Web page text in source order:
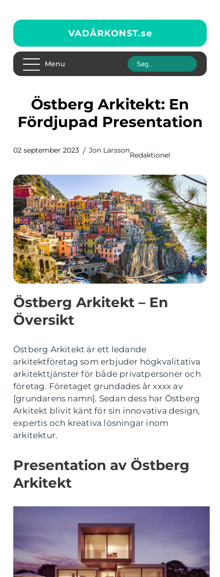
VADÄRKONST.se
Menu
Östberg Arkitekt: En
Fördjupad Presentation
02 september 2023 Jon Larsson
Redaktionel
Östberg Arkitekt – En
Översikt
Östberg Arkitekt är ett ledande
arkitektföretag som erbjuder högkvalitativa
arkitekttjänster för både privatpersoner och
företag. Företaget grundades år xxxx av
[grundarens namn]. Sedan dess har Östberg
Arkitekt blivit känt för sin innovativa design,
expertis och kreativa lösningar inom
arkitektur.
Presentation av Östberg
Arkitekt